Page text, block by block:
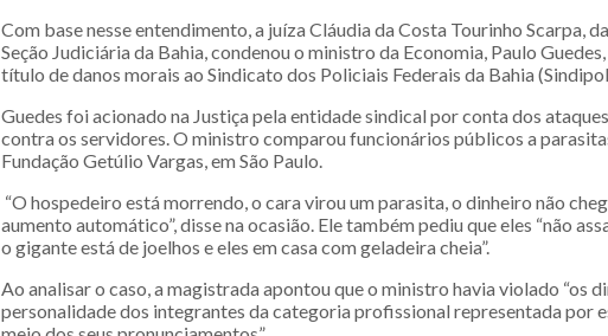
Com base nesse entendimento, a juíza Cláudia da Costa Tourinho Scarpa,
Seção Judiciária da Bahia, condenou o ministro da Economia, Paulo
título de danos morais ao Sindicato dos Policiais Federais da Bahia
Guedes foi acionado na Justiça pela entidade sindical por conta dos
contra os servidores. O ministro comparou funcionários públicos a
Fundação Getúlio Vargas, em São Paulo.
“O hospedeiro está morrendo, o cara virou um parasita, o dinheiro não
aumento automático”, disse na ocasião. Ele também pediu que eles “não
o gigante está de joelhos e eles em casa com geladeira cheia”.
Ao analisar o caso, a magistrada apontou que o ministro havia violado “os
personalidade dos integrantes da categoria profissional representada por